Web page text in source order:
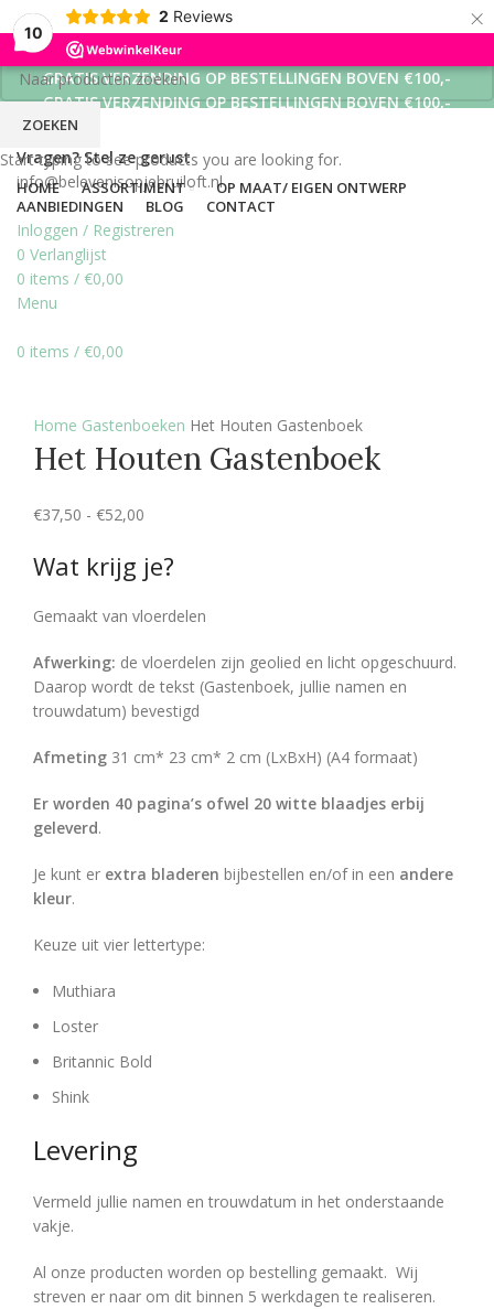
10
2 Reviews ×
GRATIS VERZENDING OP BESTELLINGEN BOVEN €100,-
GRATIS VERZENDING OP BESTELLINGEN BOVEN €100,-
GRATIS VERZENDING OP BESTELLINGEN BOVEN €100,-
Vragen? Stel ze gerust
info@belevenisopjebruiloft.nl
Inloggen / Registreren
0 Verlanglijst
0 items / €0,00
Menu
0 items / €0,00
HOME ASSORTIMENT
OP MAAT/ EIGEN ONTWERP
AANBIEDINGEN
BLOG CONTACT
Home Gastenboeken Het Houten Gastenboek
Het Houten Gastenboek
€37,50 - €52,00
Wat krijg je?
Gemaakt van vloerdelen
Afwerking: de vloerdelen zijn geolied en licht opgeschuurd.
Daarop wordt de tekst (Gastenboek, jullie namen en
trouwdatum) bevestigd
Afmeting 31 cm* 23 cm* 2 cm (LxBxH) (A4 formaat)
Er worden 40 pagina’s ofwel 20 witte blaadjes erbij
geleverd.
Je kunt er extra bladeren bijbestellen en/of in een andere
kleur.
Keuze uit vier lettertype:
Muthiara
Loster
Britannic Bold
Shink
Levering
Vermeld jullie namen en trouwdatum in het onderstaande
vakje.
Al onze producten worden op bestelling gemaakt. Wij
streven er naar om dit binnen 5 werkdagen te realiseren.
ZOEKEN
Start typing to see products you are looking for.